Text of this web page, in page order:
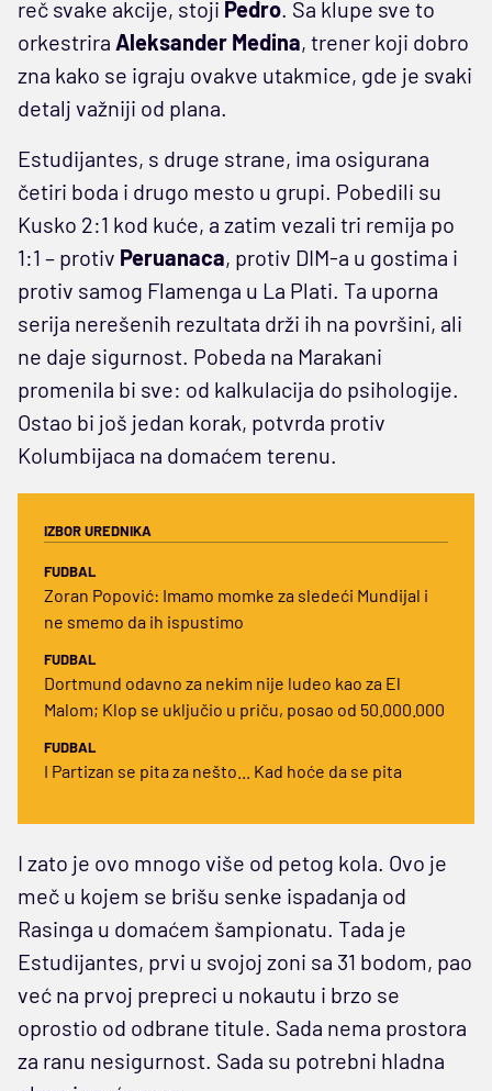
reč svake akcije, stoji Pedro. Sa klupe sve to
orkestrira Aleksander Medina, trener koji dobro
zna kako se igraju ovakve utakmice, gde je svaki
detalj važniji od plana.
Estudijantes, s druge strane, ima osigurana
četiri boda i drugo mesto u grupi. Pobedili su
Kusko 2:1 kod kuće, a zatim vezali tri remija po
1:1 – protiv Peruanaca, protiv DIM-a u gostima i
protiv samog Flamenga u La Plati. Ta uporna
serija nerešenih rezultata drži ih na površini, ali
ne daje sigurnost. Pobeda na Marakani
promenila bi sve: od kalkulacija do psihologije.
Ostao bi još jedan korak, potvrda protiv
Kolumbijaca na domaćem terenu.
IZBOR UREDNIKA
FUDBAL
Zoran Popović: Imamo momke za sledeći Mundijal i
ne smemo da ih ispustimo
FUDBAL
Dortmund odavno za nekim nije ludeo kao za El
Malom; Klop se uključio u priču, posao od 50.000.000
FUDBAL
I Partizan se pita za nešto... Kad hoće da se pita
I zato je ovo mnogo više od petog kola. Ovo je
meč u kojem se brišu senke ispadanja od
Rasinga u domaćem šampionatu. Tada je
Estudijantes, prvi u svojoj zoni sa 31 bodom, pao
već na prvoj prepreci u nokautu i brzo se
oprostio od odbrane titule. Sada nema prostora
za ranu nesigurnost. Sada su potrebni hladna